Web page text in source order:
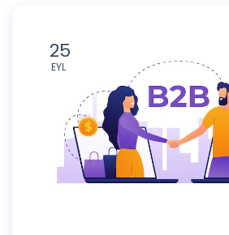
25
EYL